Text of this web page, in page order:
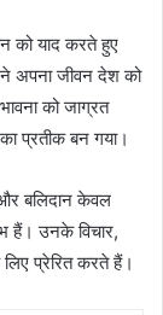
को याद करते हुए
अपना जीवन देश को
को जाग्रत
प्रतीक बन गया।
बलिदान केवल
हैं। उनके विचार,
प्रेरित करते हैं।